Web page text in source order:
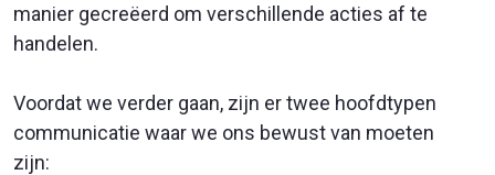
manier gecreëerd om verschillende acties af te
handelen.
Voordat we verder gaan, zijn er twee hoofdtypen
communicatie waar we ons bewust van moeten
zijn: